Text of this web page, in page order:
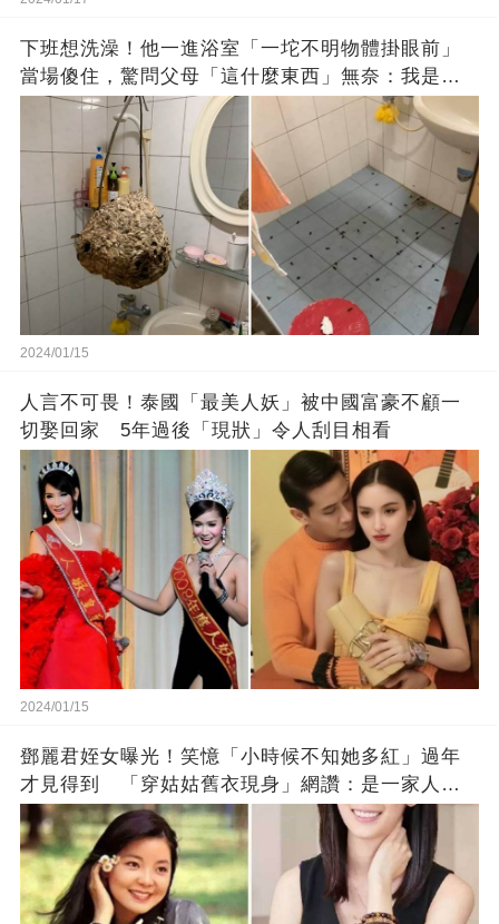
下班想洗澡！他一進浴室「一坨不明物體掛眼前」
當場傻住，驚問父母「這什麼東西」無奈：我是親
生的嗎？
2024/01/15
人言不可畏！泰國「最美人妖」被中國富豪不顧一
切娶回家 5年過後「現狀」令人刮目相看
2024/01/15
鄧麗君姪女曝光！笑憶「小時候不知她多紅」過年
才見得到 「穿姑姑舊衣現身」網讚：是一家人沒
錯!